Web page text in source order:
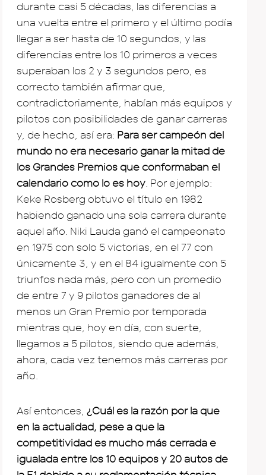
durante casi 5 décadas, las diferencias a
una vuelta entre el primero y el último podía
llegar a ser hasta de 10 segundos, y las
diferencias entre los 10 primeros a veces
superaban los 2 y 3 segundos pero, es
correcto también afirmar que,
contradictoriamente, habían más equipos y
pilotos con posibilidades de ganar carreras
y, de hecho, así era: Para ser campeón del
mundo no era necesario ganar la mitad de
los Grandes Premios que conformaban el
calendario como lo es hoy . Por ejemplo:
Keke Rosberg obtuvo el título en 1982
habiendo ganado una sola carrera durante
aquel año. Niki Lauda ganó el campeonato
en 1975 con solo 5 victorias, en el 77 con
únicamente 3, y en el 84 igualmente con 5
triunfos nada más, pero con un promedio
de entre 7 y 9 pilotos ganadores de al
menos un Gran Premio por temporada
mientras que, hoy en día, con suerte,
llegamos a 5 pilotos, siendo que además,
ahora, cada vez tenemos más carreras por
año.
Así entonces, ¿Cuál es la razón por la que
en la actualidad, pese a que la
competitividad es mucho más cerrada e
igualada entre los 10 equipos y 20 autos de